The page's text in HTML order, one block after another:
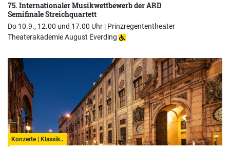
75. Internationaler Musikwettbewerb der ARD
Semifinale Streichquartett
Do 10.9., 12.00 und 17.00 Uhr | Prinzregententheater
Theaterakademie August Everding
Konzerte | Klassik..